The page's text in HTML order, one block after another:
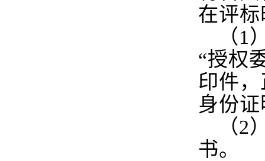
在评
（
“授权
印件
身份
（
书。